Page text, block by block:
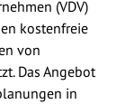
(VDV)
kostenfreie
von
Das Angebot
in